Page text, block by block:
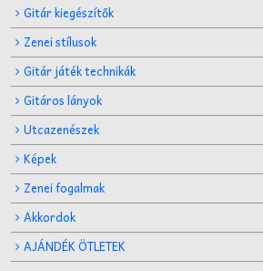
Gitár kiegészítők
Zenei stílusok
Gitár játék technikák
Gitáros lányok
Utcazenészek
Képek
Zenei fogalmak
Akkordok
AJÁNDÉK ÖTLETEK